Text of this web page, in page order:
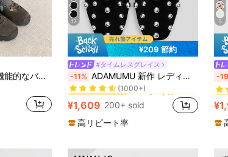
2025年新デザイン 機能的なバレエダンススニーカー レディース、秋、厚底マリージェーンシューズ、フラット、マリージェーン
17
¥209 節約
#タイムレスグレイス
-11% ADAMUMU 新作 レディース ハイエンドファッション快適なローファー、軽量で春夏秋冬着用可能、ファッショナブルで快適
#3 ベストセラー
(1000+)
#3 ベストセラー
(1000+)
#3 ベストセラー
(1000+)
#3 ベストセラー
シンプル 女性用フラット
(1000+)
¥1,609 200+ sold
高リピート率
5
-
#1
#1
#1
#1